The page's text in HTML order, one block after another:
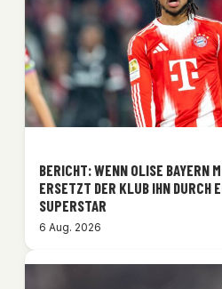
BERICHT: WENN OLISE BAYERN
ERSETZT DER KLUB IHN DURCH
SUPERSTAR
6 Aug. 2026